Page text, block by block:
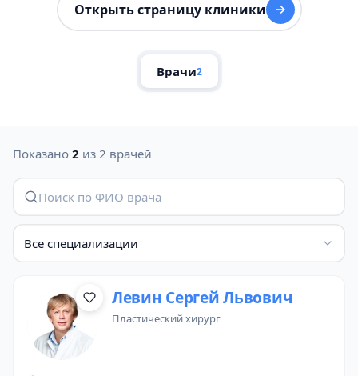
Открыть страницу клиники
Врачи2
Показано 2 из 2 врачей
Все специализации
Левин Сергей Львович
пластический хирург